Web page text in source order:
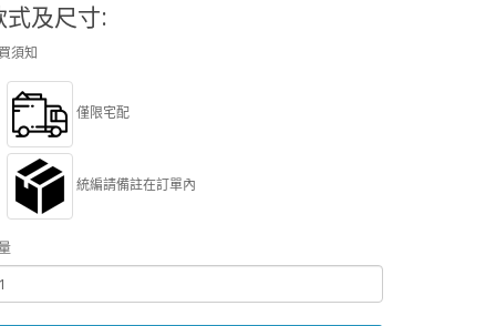
式及尺寸:
須知
僅限宅配
統編請備註在訂單內